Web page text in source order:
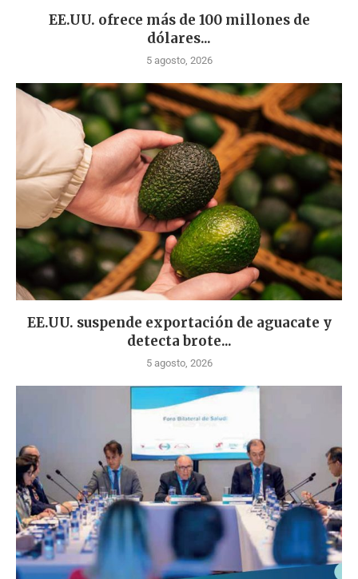
EE.UU. ofrece más de 100 millones de
dólares...
5 agosto, 2026
EE.UU. suspende exportación de aguacate y
detecta brote...
5 agosto, 2026